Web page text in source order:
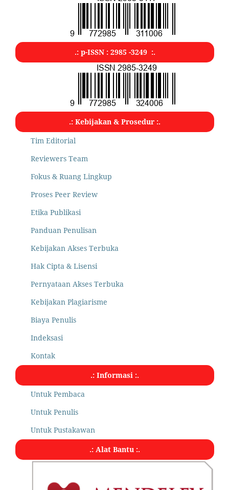
.: p-ISSN : 2985 -3249 :.
.: Kebijakan & Prosedur :.
Tim Editorial
Reviewers Team
Fokus & Ruang Lingkup
Proses Peer Review
Etika Publikasi
Panduan Penulisan
Kebijakan Akses Terbuka
Hak Cipta & Lisensi
Pernyataan Akses Terbuka
Kebijakan Plagiarisme
Biaya Penulis
Indeksasi
Kontak
.: Informasi :.
Untuk Pembaca
Untuk Penulis
Untuk Pustakawan
.: Alat Bantu :.